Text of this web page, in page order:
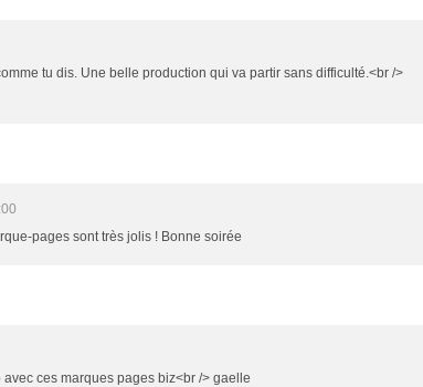
tu dis. Une belle production qui va partir sans difficulté.<br />
pages sont très jolis ! Bonne soirée
ces marques pages biz<br /> gaelle